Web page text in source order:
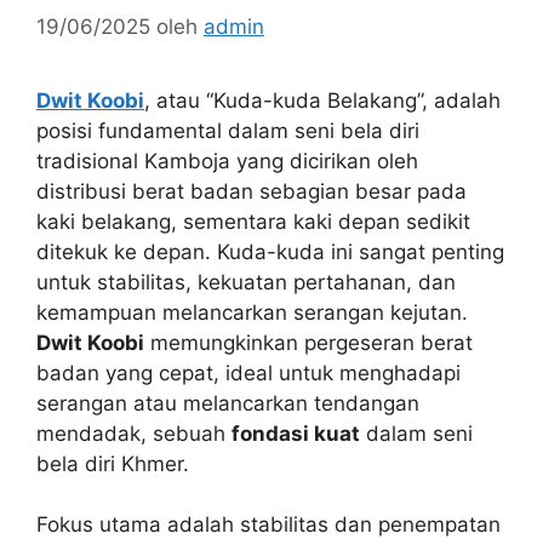
19/06/2025 oleh admin
Dwit Koobi, atau “Kuda-kuda Belakang”, adalah
posisi fundamental dalam seni bela diri
tradisional Kamboja yang dicirikan oleh
distribusi berat badan sebagian besar pada
kaki belakang, sementara kaki depan sedikit
ditekuk ke depan. Kuda-kuda ini sangat penting
untuk stabilitas, kekuatan pertahanan, dan
kemampuan melancarkan serangan kejutan.
Dwit Koobi memungkinkan pergeseran berat
badan yang cepat, ideal untuk menghadapi
serangan atau melancarkan tendangan
mendadak, sebuah fondasi kuat dalam seni
bela diri Khmer.
Fokus utama adalah stabilitas dan penempatan